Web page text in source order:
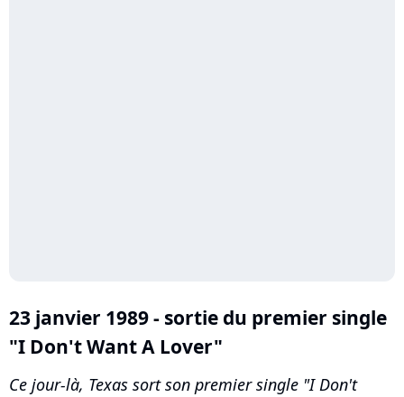
23 janvier 1989 - sortie du premier single
"I Don't Want A Lover"
Ce jour-là, Texas sort son premier single "I Don't